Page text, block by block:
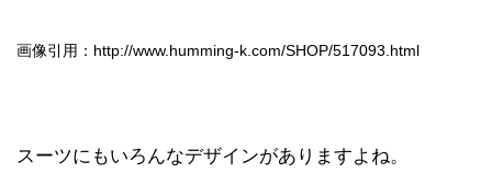
画像引用：http://www.humming-k.com/SHOP/517093.html
スーツにもいろんなデザインがありますよね。